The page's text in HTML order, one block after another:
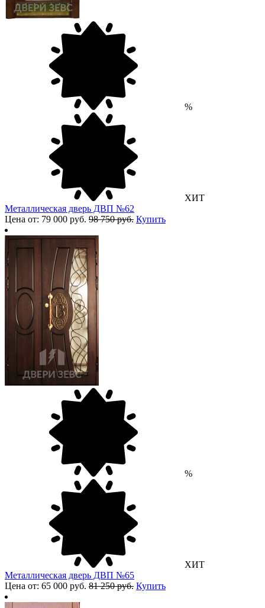
%
ХИТ
Металлическая дверь ДВП №62
Цена от: 79 000 руб. 98 750 руб. Купить
%
ХИТ
Металлическая дверь ДВП №65
Цена от: 65 000 руб. 81 250 руб. Купить